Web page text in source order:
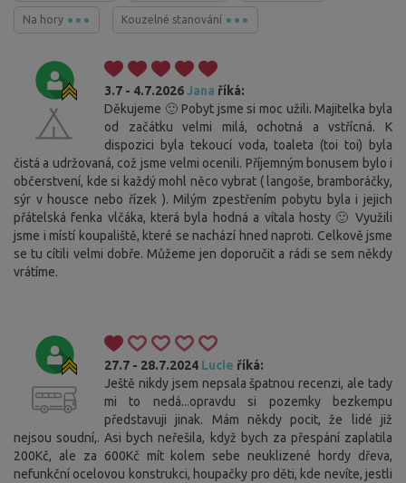
Na hory Kouzelné stanování
3.7 - 4.7.2026Jana říká:
Děkujeme 🙂 Pobyt jsme si moc užili. Majitelka byla
od začátku velmi milá, ochotná a vstřícná. K
dispozici byla tekoucí voda, toaleta (toi toi) byla
čistá a udržovaná, což jsme velmi ocenili. Příjemným bonusem bylo i
občerstvení, kde si každý mohl něco vybrat ( langoše, bramboráčky,
sýr v housce nebo řízek ). Milým zpestřením pobytu byla i jejich
přátelská fenka vlčáka, která byla hodná a vítala hosty 🙂 Využili
jsme i místí koupaliště, které se nachází hned naproti. Celkově jsme
se tu cítili velmi dobře. Můžeme jen doporučit a rádi se sem někdy
vrátíme.
27.7 - 28.7.2024 Lucie říká:
Ještě nikdy jsem nepsala špatnou recenzi, ale tady
mi to nedá...opravdu si pozemky bezkempu
představuji jinak. Mám někdy pocit, že lidé již
nejsou soudní,. Asi bych neřešila, když bych za přespání zaplatila
200Kč, ale za 600Kč mít kolem sebe neuklizené hordy dřeva,
nefunkční ocelovou konstrukci, houpačky pro děti, kde nevíte, jestli